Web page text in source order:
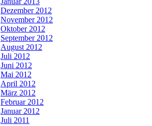
Dezember 2012
November 2012
Oktober 2012
September 2012
August 2012
Juli 2012
Juni 2012
Mai 2012
April 2012
März 2012
Februar 2012
Januar 2012
Juli 2011